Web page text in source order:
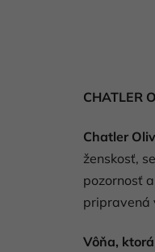
CHATLER
Chatler
ženskosť,
pozornosť
pripravená
Vôňa,